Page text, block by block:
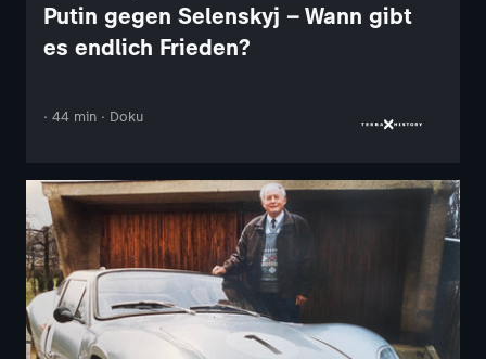
Putin gegen Selenskyj – Wann gibt
es endlich Frieden?
· 44 min · Doku